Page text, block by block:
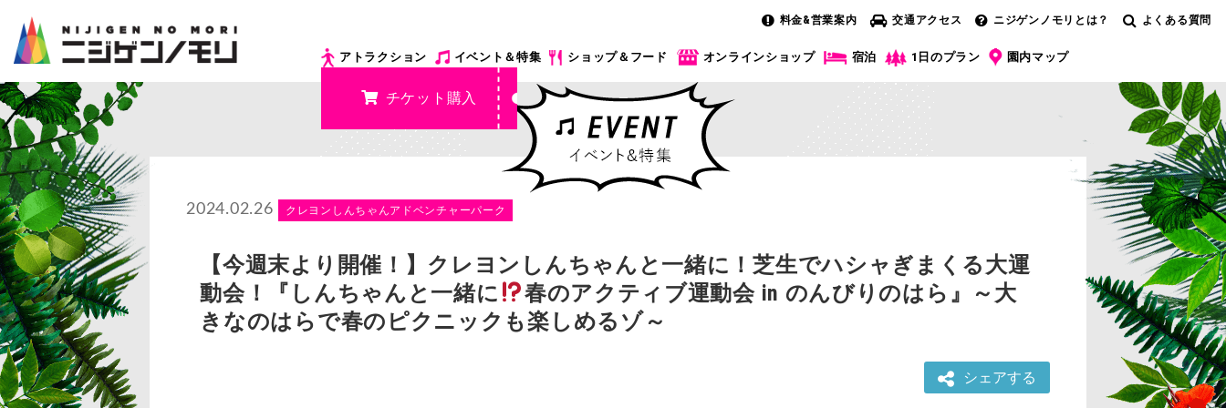
料金&営業案内 交通アクセス ニジゲンノモリとは？ よくある質問
アトラクション イベント＆特集 ショップ＆フード オンラインショップ 宿泊 1日のプラン 園内マップ
チケット購入
2024.02.26 クレヨンしんちゃんアドベンチャーパーク
【今週末より開催！】クレヨンしんちゃんと一緒に！芝生でハシャぎまくる大運
動会！『しんちゃんと一緒に
春のアクティブ運動会 in のんびりのはら』～大
きなのはらで春のピクニックも楽しめるゾ～
シェアする